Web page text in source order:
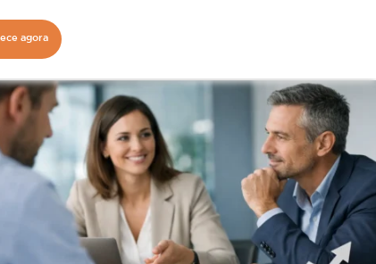
agora